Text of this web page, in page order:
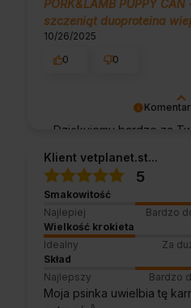
Dziękujemy bardzo za
wiemy, że jesteśmy na
pozdrowieniami, obsługa
PORK&LAMB PUPPY
szczeniąt duoproteina
10/26/2025
0
0
Klient vetplanet.st...
5
Smakowitość
Najlepiej
Bardzo
Wielkość krokieta
Idealny
Za
Skład
Najlepszy
Bardzo
Moja psinka uwielbia tę